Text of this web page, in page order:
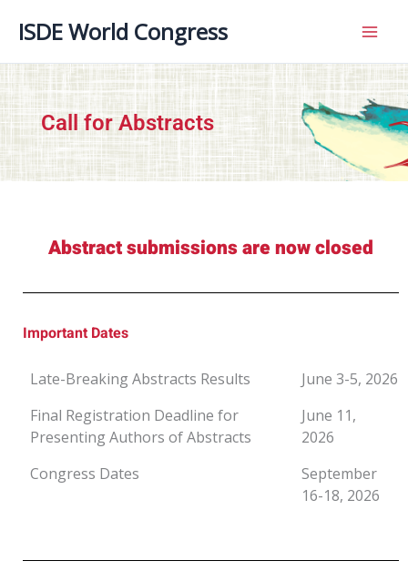
ス
キ
ッ
ISDE World Congress
Call for Abstracts
Abstract submissions are now closed
Important Dates
Late-Breaking Abstracts Results
June 3-5, 2026
Final Registration Deadline for
Presenting Authors of Abstracts
June 11,
2026
Congress Dates
September
16-18, 2026